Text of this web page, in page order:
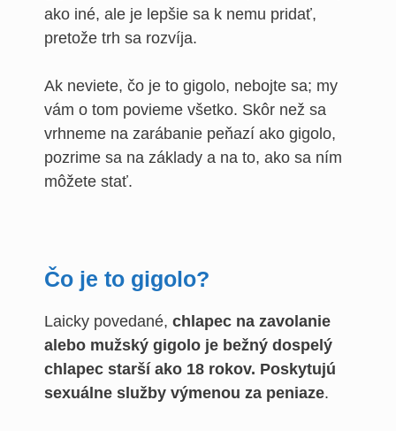
ako iné, ale je lepšie sa k nemu pridať,
pretože trh sa rozvíja.
Ak neviete, čo je to gigolo, nebojte sa; my
vám o tom povieme všetko. Skôr než sa
vrhneme na zarábanie peňazí ako gigolo,
pozrime sa na základy a na to, ako sa ním
môžete stať.
Čo je to gigolo?
Laicky povedané, chlapec na zavolanie
alebo mužský gigolo je bežný dospelý
chlapec starší ako 18 rokov. Poskytujú
sexuálne služby výmenou za peniaze.